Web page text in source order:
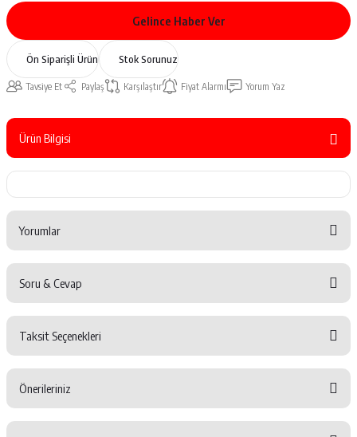
Gelince Haber Ver
Ön Siparişli Ürün Stok Sorunuz
Tavsiye Et Paylaş Karşılaştır Fiyat Alarmı Yorum Yaz
Ürün Bilgisi
Yorumlar
Yorum Yaz
Soru & Cevap
Soru Sor
Taksit Seçenekleri
Önerileriniz